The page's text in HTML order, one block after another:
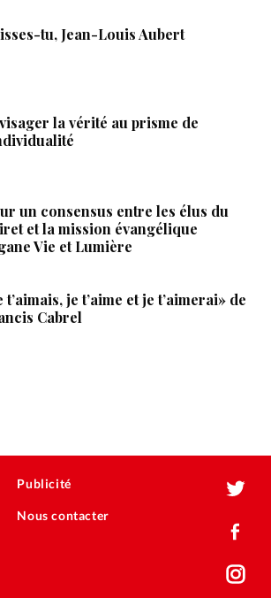
tu, Jean-Louis Aubert
la vérité au prisme de
un consensus entre les élus du
et la mission évangélique
Vie et Lumière
t’aimais, je t’aime et je t’aimerai» de
Cabrel
Publicité
Nous contacter